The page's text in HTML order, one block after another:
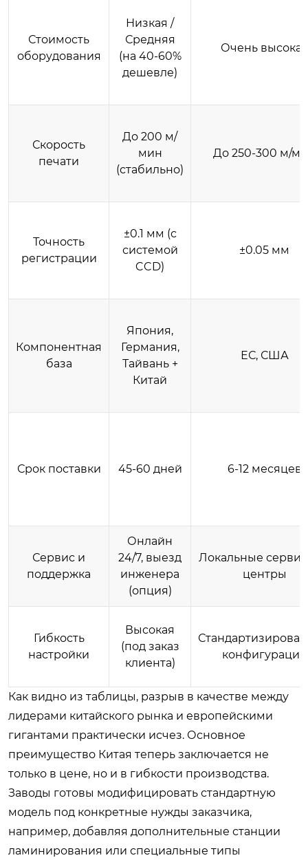
Стоимость
оборудования
Низкая /
Средняя
(на 40-60%
дешевле)
Очень высокая
Скорость
печати
До 200 м/
мин
(стабильно)
До 250-300 м/
Точность
регистрации
±0.1 мм (с
системой
CCD)
±0.05 мм
Компонентная
база
Япония,
Германия,
Тайвань +
Китай
ЕС, США
Срок поставки 45-60 дней 6-12 месяцев
Сервис и
поддержка
Онлайн
24/7, выезд
инженера
(опция)
Локальные
центры
Гибкость
настройки
Высокая
(под заказ
клиента)
конфигурации
Как видно из таблицы, разрыв в качестве между
лидерами китайского рынка и европейскими
гигантами практически исчез. Основное
преимущество Китая теперь заключается не
только в цене, но и в гибкости производства.
Заводы готовы модифицировать стандартную
модель под конкретные нужды заказчика,
например, добавляя дополнительные станции
ламинирования или специальные типы